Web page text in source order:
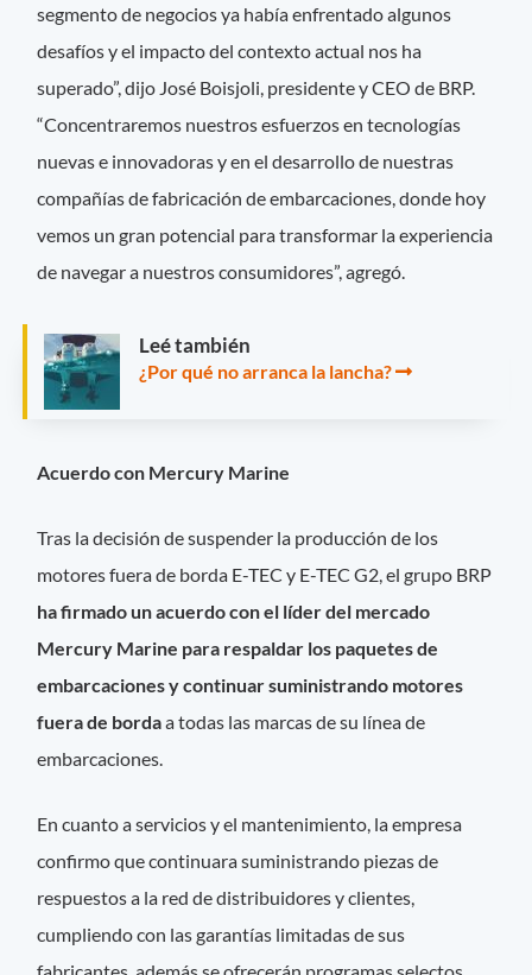
segmento de negocios ya había enfrentado algunos
desafíos y el impacto del contexto actual nos ha
superado”, dijo José Boisjoli, presidente y CEO de BRP.
“Concentraremos nuestros esfuerzos en tecnologías
nuevas e innovadoras y en el desarrollo de nuestras
compañías de fabricación de embarcaciones, donde hoy
vemos un gran potencial para transformar la experiencia
de navegar a nuestros consumidores”, agregó.
Leé también
¿Por qué no arranca la lancha?
Acuerdo con Mercury Marine
Tras la decisión de suspender la producción de los
motores fuera de borda E-TEC y E-TEC G2, el grupo BRP
ha firmado un acuerdo con el líder del mercado
Mercury Marine para respaldar los paquetes de
embarcaciones y continuar suministrando motores
fuera de bordaa todas las marcas de su línea de
embarcaciones.
En cuanto a servicios y el mantenimiento, la empresa
confirmo que continuara suministrando piezas de
respuestos a la red de distribuidores y clientes,
cumpliendo con las garantías limitadas de sus